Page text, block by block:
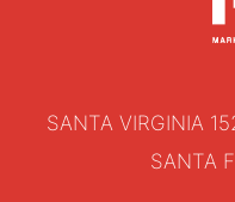
SANTA VIRGINIA
SANTA